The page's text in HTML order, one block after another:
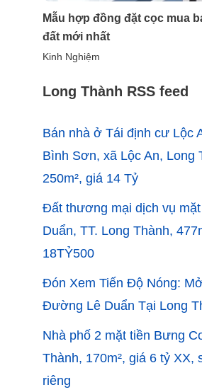
Mẫu hợp đồng đặt cọc mua
đất mới nhất
Kinh Nghiệm
Long Thành RSS feed
Bán nhà ở Tái định cư Lộc
Bình Sơn, xã Lộc An, Long
250m², giá 14 Tỷ
Đất thương mại dịch vụ
Duẩn, TT. Long Thành,
18TỶ500
Đón Xem Tiến Độ Nóng:
Đường Lê Duẩn Tại Long
Nhà phố 2 mặt tiền Bưng
Thành, 170m², giá 6 tỷ XX,
riêng